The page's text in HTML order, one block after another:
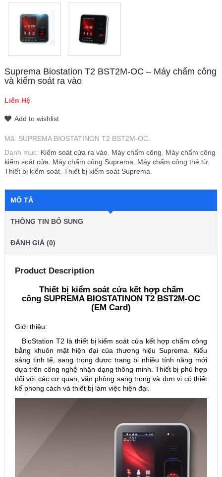
Suprema Biostation T2 BST2M-OC – Máy chấm công
và kiểm soát ra vào
Liên Hệ
Add to wishlist
Mã: SUPREMA BIOSTATINON T2 BST2M-OC.
Danh mục: Kiểm soát cửa ra vào, Máy chấm công, Máy chấm công
kiểm soát cửa, Máy chấm công Suprema, Máy chấm công thẻ từ,
Thiết bị kiểm soát, Thiết bị kiểm soát Suprema.
MÔ TẢ
THÔNG TIN BỔ SUNG
ĐÁNH GIÁ (0)
Product Description
Thiết bị kiểm soát cửa kết hợp chấm
công SUPREMA BIOSTATINON T2 BST2M-OC
(EM Card)
Giới thiệu:
BioStation T2 là thiết bị kiểm soát cửa kết hợp chấm công
bằng khuôn mặt hiện đại của thương hiệu Suprema. Kiểu
sáng tinh tế, sang trọng được trang bị nhiều tính năng mới
dựa trên công nghệ nhận dạng thông minh. Thiết bị phù hợp
đối với các cơ quan, văn phòng sang trọng và đơn vị có thiết
kế phong cách và thiết bị làm việc hiện đại.